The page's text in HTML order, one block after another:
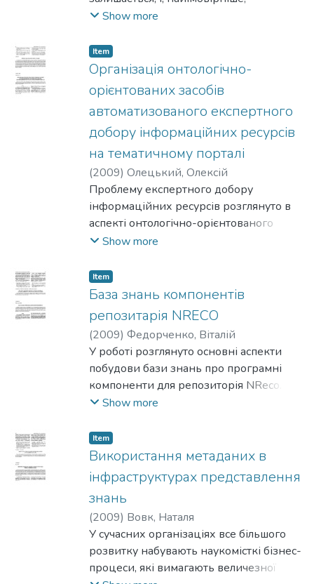
залишиться дисципліною, що викликає
практиків
комп’ютерних обчислень на наступні
десятиліття. Віднедавна набір технік
для розв’язання комбінаторних задач
отримав значне підсилення –
програмування з обмеженнями в
скінченних областях.
Show more
Item
Організація онтологічно-
орієнтованих засобів
автоматизованого експертного
добору інформаційних ресурсів
на тематичному порталі
(2009) Олецький, Олексій
Проблему експертного добору
інформаційних ресурсів розглянуто в
аспекті онтологічно-орієнтованого
пошуку на базі системи математичних
рамках
моделі «онтологія–артефакт–
користувач–проект». Висвітлено основні
компоненти системи, що
реалізують такий пошук.
Show more
Item
База знань компонентів
репозитарія NRECO
(2009) Федорченко, Віталій
У роботі розглянуто основні аспекти
побудови бази знань про програмні
компоненти для репозиторія NReco.
Визначено онтологію (RDFS/OWL) для
абстракції з
метою використання цих знань для
організації ефективного пошуку в
репозиторії. Особливу увагу
зосереджено на видобуванні знань з
XML-моделей та XSL-трансформацій;
запропоновано евристичний механізм
видобування знань про метамоделі
XML-моделей в умовах відсутності
Show more
Item
Використання метаданих в
інфраструктурах представлення
знань
(2009) Вовк, Наталя
У сучасних організаціях все більшого
розвитку набувають наукомісткі бізнес-
процеси, які вимагають величезної